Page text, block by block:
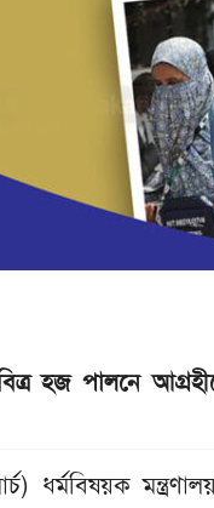
হজ পালনে
ধর্মবিষয়ক